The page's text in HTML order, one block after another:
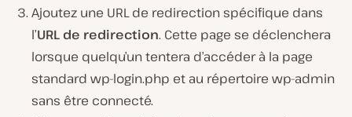
Ajoutez une URL de redirection spécifique dans
l’URL de redirection. Cette page se déclenchera
lorsque quelqu’un tentera d’accéder à la page
standard wp-login.php et au répertoire wp-admin
sans être connecté.